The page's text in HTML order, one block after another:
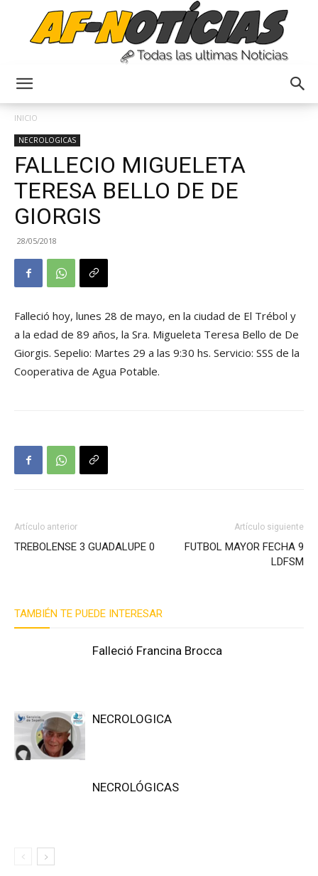
INICIO
NECROLOGICAS
FALLECIO MIGUELETA
TERESA BELLO DE DE
GIORGIS
28/05/2018
Falleció hoy, lunes 28 de mayo, en la ciudad de El Trébol y
a la edad de 89 años, la Sra. Migueleta Teresa Bello de De
Giorgis. Sepelio: Martes 29 a las 9:30 hs. Servicio: SSS de la
Cooperativa de Agua Potable.
Artículo anterior
TREBOLENSE 3 GUADALUPE 0
Artículo siguiente
FUTBOL MAYOR FECHA 9
LDFSM
TAMBIÉN TE PUEDE INTERESAR
Falleció Francina Brocca
NECROLOGICA
NECROLÓGICAS